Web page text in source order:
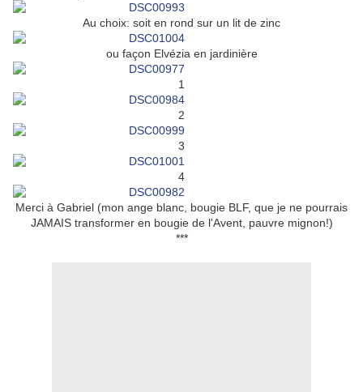
Au choix: soit en rond sur un lit de zinc
ou façon Elvézia en jardinière
1
2
3
4
Merci à Gabriel (mon ange blanc, bougie BLF, que je ne pourrais
JAMAIS transformer en bougie de l'Avent, pauvre mignon!)
***